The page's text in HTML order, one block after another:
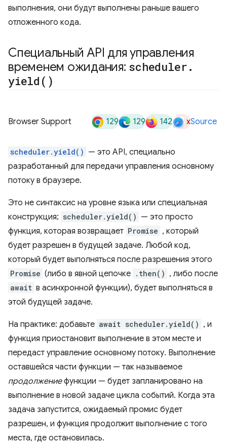
выполнения, они будут выполнены раньше вашего
отложенного кода.
Специальный API для управления
временем ожидания: scheduler.
yield( )
Browser Support 129 129 142 xSource
scheduler.yield() — это API, специально
разработанный для передачи управления основному
потоку в браузере.
Это не синтаксис на уровне языка или специальная
конструкция; scheduler.yield() — это просто
функция, которая возвращает Promise , который
будет разрешен в будущей задаче. Любой код,
который будет выполняться после разрешения этого
Promise (либо в явной цепочке .then() , либо после
await в асинхронной функции), будет выполняться в
этой будущей задаче.
На практике: добавьте await scheduler.yield() , и
функция приостановит выполнение в этом месте и
передаст управление основному потоку. Выполнение
оставшейся части функции — так называемое
продолжениефункции — будет запланировано на
выполнение в новой задаче цикла событий. Когда эта
задача запустится, ожидаемый промис будет
разрешен, и функция продолжит выполнение с того
места, где остановилась.